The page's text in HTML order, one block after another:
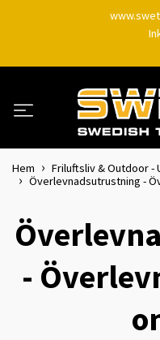
Hem
Friluftsliv & Outdoor -
Överlevnadsutrustning -
-